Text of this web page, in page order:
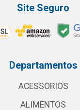
Site Seguro
Departamentos
ACESSORIOS
ALIMENTOS